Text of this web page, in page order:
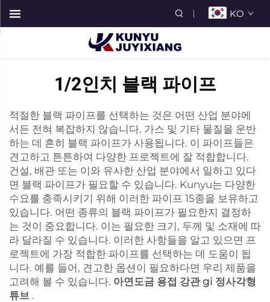
KO
1/2인치 블랙 파이프
적절한 블랙 파이프를 선택하는 것은 어떤 산업 분야에
서든 전혀 복잡하지 않습니다. 가스 및 기타 물질을 운반
하는 데 흔히 블랙 파이프가 사용됩니다. 이 파이프들은
견고하고 튼튼하여 다양한 프로젝트에 잘 적합합니다.
건설, 배관 또는 이와 유사한 산업 분야에서 일하고 있다
면 블랙 파이프가 필요할 수 있습니다. Kunyu는 다양한
수요를 충족시키기 위해 이러한 파이프 15종을 보유하고
있습니다. 어떤 종류의 블랙 파이프가 필요한지 결정하
는 것이 중요합니다. 이는 필요한 크기, 두께 및 소재에 따
라 달라질 수 있습니다. 이러한 사항들을 알고 있으면 프
로젝트에 가장 적합한 파이프를 선택하는 데 도움이 됩
니다. 예를 들어, 견고한 옵션이 필요하다면 우리 제품을
고려해 볼 수 있습니다. 아연도금 용접 강관 gi 정사각형
튜브 .